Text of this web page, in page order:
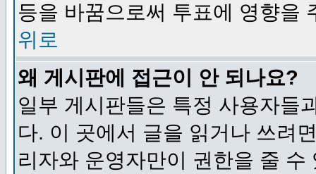
등을 바꿈으로써 투표에 영향을
위로
왜 게시판에 접근이 안 되나요?
일부 게시판들은 특정 사용자들
다. 이 곳에서 글을 읽거나 쓰려
리자와 운영자만이 권한을 줄